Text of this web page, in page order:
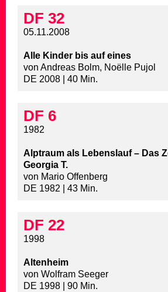
DF 32
05.11.2008
Alle Kinder bis auf eines
von Andreas Bolm, Noëlle Pujol
DE 2008 | 40 Min.
DF 6
1982
Alptraum als Lebenslauf – Das
Georgia T.
von Mario Offenberg
DE 1982 | 43 Min.
DF 22
1998
Altenheim
von Wolfram Seeger
DE 1998 | 90 Min.